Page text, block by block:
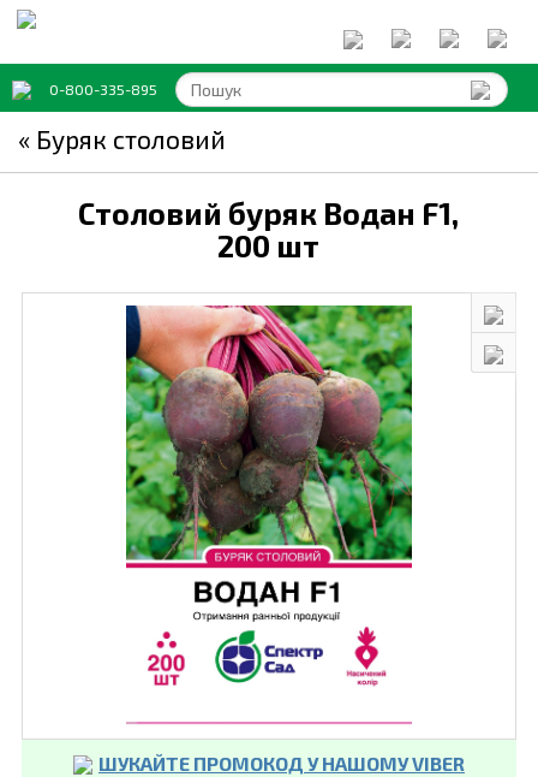
0-800-335-895
« Буряк столовий
Столовий буряк Водан F1,
200 шт
ШУКАЙТЕ ПРОМОКОД У НАШОМУ VIBER